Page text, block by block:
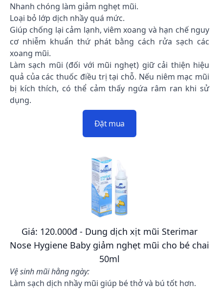
Nhanh chóng làm giảm nghẹt mũi.
Loại bỏ lớp dịch nhầy quá mức.
Giúp chống lại cảm lạnh, viêm xoang và hạn chế nguy
cơ nhiễm khuẩn thứ phát bằng cách rửa sạch các
xoang mũi.
Làm sạch mũi (đối với mũi nghẹt) giữ cải thiện hiệu
quả của các thuốc điều trị tại chỗ. Nếu niêm mạc mũi
bị kích thích, có thể cảm thấy ngứa râm ran khi sử
dụng.
Đặt mua
Giá: 120.000đ - Dung dịch xịt mũi Sterimar
Nose Hygiene Baby giảm nghẹt mũi cho bé chai
50ml
Vệ sinh mũi hằng ngày:
Làm sạch dịch nhầy mũi giúp bé thở và bú tốt hơn.